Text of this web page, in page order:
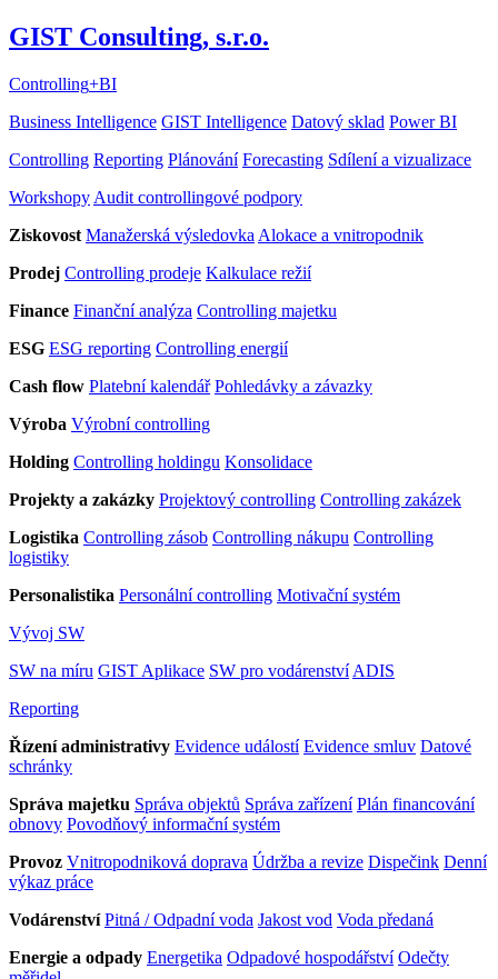
GIST Consulting, s.r.o.
Controlling+BI
Business Intelligence GIST Intelligence Datový sklad Power BI
Controlling Reporting Plánování Forecasting Sdílení a vizualizace
Workshopy Audit controllingové podpory
Ziskovost Manažerská výsledovka Alokace a vnitropodnik
Prodej Controlling prodeje Kalkulace režií
Finance Finanční analýza Controlling majetku
ESG ESG reporting Controlling energií
Cash flow Platební kalendář Pohledávky a závazky
Výroba Výrobní controlling
Holding Controlling holdingu Konsolidace
Projekty a zakázky Projektový controlling Controlling zakázek
Logistika Controlling zásob Controlling nákupu Controlling
logistiky
Personalistika Personální controlling Motivační systém
Vývoj SW
SW na míru GIST Aplikace SW pro vodárenství ADIS
Reporting
Řízení administrativy Evidence událostí Evidence smluv Datové
schránky
Správa majetku Správa objektů Správa zařízení Plán financování
obnovy Povodňový informační systém
Provoz Vnitropodniková doprava Údržba a revize Dispečink Denní
výkaz práce
Vodárenství Pitná / Odpadní voda Jakost vod Voda předaná
Energie a odpady Energetika Odpadové hospodářství Odečty